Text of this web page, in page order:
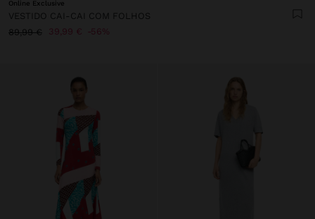
Online Exclusive
VESTIDO CAI-CAI COM FOLHOS
89,99 €
39,99 € 56%